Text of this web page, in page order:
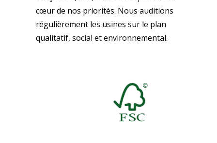
cœur de nos priorités. Nous auditions
régulièrement les usines sur le plan
qualitatif, social et environnemental.